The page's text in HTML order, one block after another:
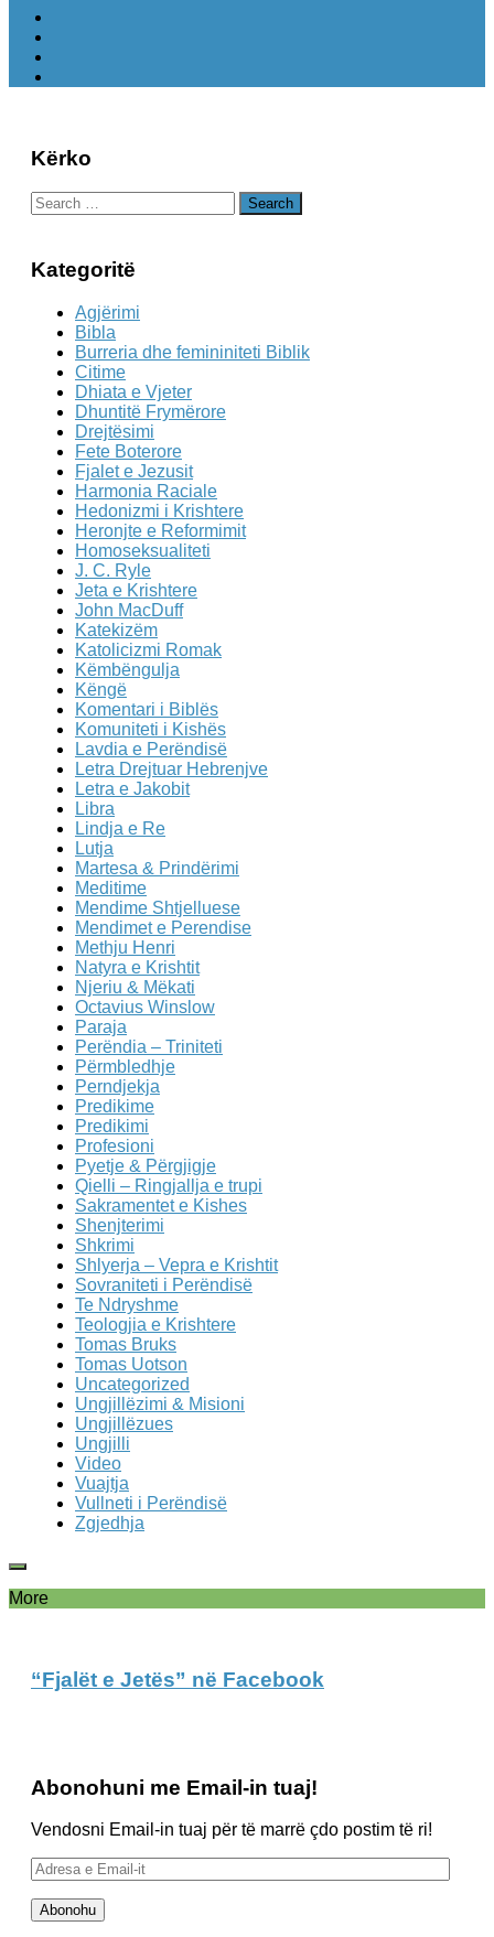
Kërko
Search
for:
Kategoritë
Agjërimi
Bibla
Burreria dhe femininiteti Biblik
Citime
Dhiata e Vjeter
Dhuntitë Frymërore
Drejtësimi
Fete Boterore
Fjalet e Jezusit
Harmonia Raciale
Hedonizmi i Krishtere
Heronjte e Reformimit
Homoseksualiteti
J. C. Ryle
Jeta e Krishtere
John MacDuff
Katekizëm
Katolicizmi Romak
Këmbëngulja
Këngë
Komentari i Biblës
Komuniteti i Kishës
Lavdia e Perëndisë
Letra Drejtuar Hebrenjve
Letra e Jakobit
Libra
Lindja e Re
Lutja
Martesa & Prindërimi
Meditime
Mendime Shtjelluese
Mendimet e Perendise
Methju Henri
Natyra e Krishtit
Njeriu & Mëkati
Octavius Winslow
Paraja
Perëndia – Triniteti
Përmbledhje
Perndjekja
Predikime
Predikimi
Profesioni
Pyetje & Përgjigje
Qielli – Ringjallja e trupi
Sakramentet e Kishes
Shenjterimi
Shkrimi
Shlyerja – Vepra e Krishtit
Sovraniteti i Perëndisë
Te Ndryshme
Teologjia e Krishtere
Tomas Bruks
Tomas Uotson
Uncategorized
Ungjillëzimi & Misioni
Ungjillëzues
Ungjilli
Video
Vuajtja
Vullneti i Perëndisë
Zgjedhja
More
“Fjalët e Jetës” në Facebook
Abonohuni me Email-in tuaj!
Vendosni Email-in tuaj për të marrë çdo postim të ri!
Adresa
e
Email-
it
Abonohu